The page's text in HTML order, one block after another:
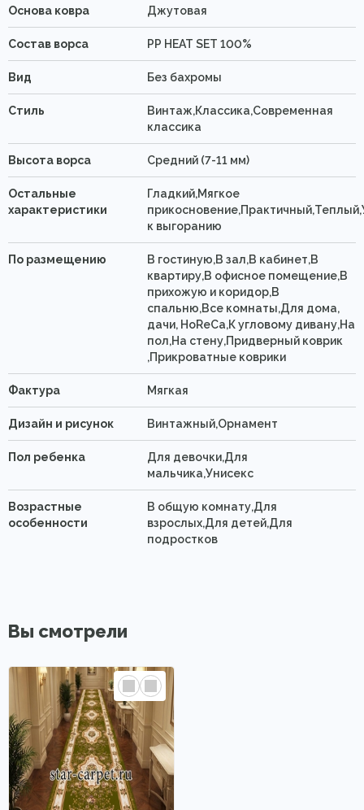
Основа ковра Джутовая
Состав ворса PP HEAT SET 100%
Вид Без бахромы
Стиль
Винтаж,Классика,Современная
классика
Высота ворса Средний (7-11 мм)
Остальные
характеристики
Гладкий,Мягкое
к выгоранию
По размещению
В гостиную,В зал,В кабинет,В
квартиру,В офисное помещение,В
прихожую и коридор,В
спальню,Все комнаты,Для дома,
дачи, HoReCa,К угловому дивану,На
пол,На стену,Придверный коврик
,Прикроватные коврики
Фактура Мягкая
Дизайн и рисунок Винтажный,Орнамент
Пол ребенка
Для девочки,Для
мальчика,Унисекс
Возрастные
особенности
В общую комнату,Для
взрослых,Для детей,Для
подростков
Вы смотрели